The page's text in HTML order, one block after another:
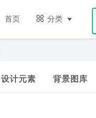
首页 分类
设计元素 背景图库